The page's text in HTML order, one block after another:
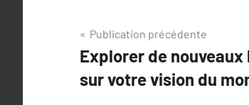
Navigation
de
l’article
Publication précédente
Explorer de nouveaux
sur votre vision du